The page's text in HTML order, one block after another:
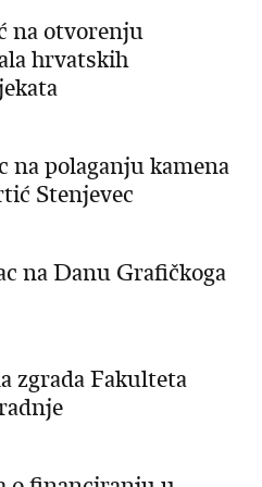
na otvorenju
hrvatskih
na polaganju kamena
Stenjevec
na Danu Grafičkoga
zgrada Fakulteta